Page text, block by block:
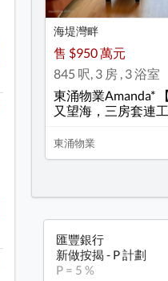
海堤灣畔
售 $950 萬元
845 呎, 3 房 , 3 浴室
東涌物業Amanda*
又望海，三房套連
東涌物業
匯豐銀行
新做按揭 - P 計劃
P = 5 %